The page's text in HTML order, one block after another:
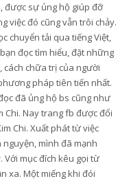
được sự ủng hộ giúp đỡ
việc đó cũng vẫn trôi chảy.
chuyển tải qua tiếng Việt,
đọc tìm hiểu, đặt những
cách chữa trị của người
pháp tiên tiến nhất.
đã ủng hộ bs cũng như
Chi. Nay trang fb được đổi
Chi. Xuất phát từ việc
mình đã mạnh
mục đích kêu gọi từ
xa. Một miếng khi đói